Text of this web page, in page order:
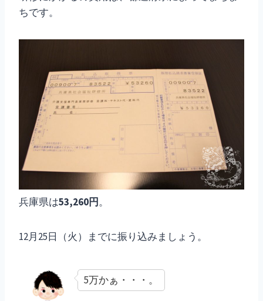
ちです。
兵庫県は53,260円。
12月25日（火）までに振り込みましょう。
5万かぁ・・・。